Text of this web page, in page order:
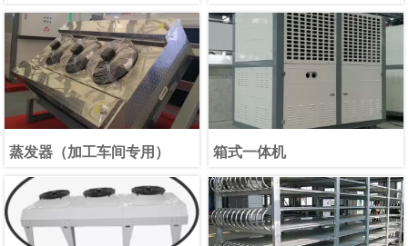
蒸发器（加工车间专用） 箱式一体机